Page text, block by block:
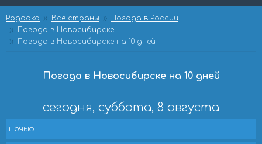
Pogodka Все страны
Погода в России
Погода в Новосибирске
Погода в Новосибирске на 10 дней
Погода в Новосибирске на 10 дней
сегодня, суббота, 8 августа
ночью